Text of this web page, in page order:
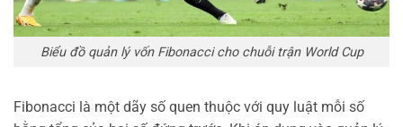
Biểu đồ quản lý vốn Fibonacci cho chuỗi trận World Cup
Fibonacci là một dãy số quen thuộc với quy luật mỗi số